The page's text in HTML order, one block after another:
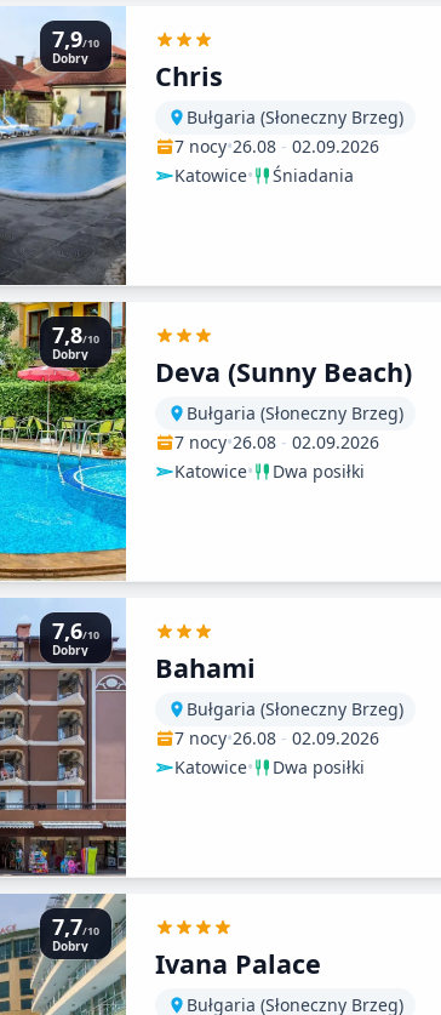
7,9/10
Dobry Chris
Bułgaria (Słoneczny Brzeg)
7 nocy•26.08 - 02.09.2026
Katowice• Śniadania
7,8/10
Dobry Deva (Sunny Beach)
Bułgaria (Słoneczny Brzeg)
7 nocy•26.08 - 02.09.2026
Katowice• Dwa posiłki
7,6/10
Dobry Bahami
Bułgaria (Słoneczny Brzeg)
7 nocy•26.08 - 02.09.2026
Katowice• Dwa posiłki
7,7/10
Dobry Ivana Palace
Bułgaria (Słoneczny Brzeg)